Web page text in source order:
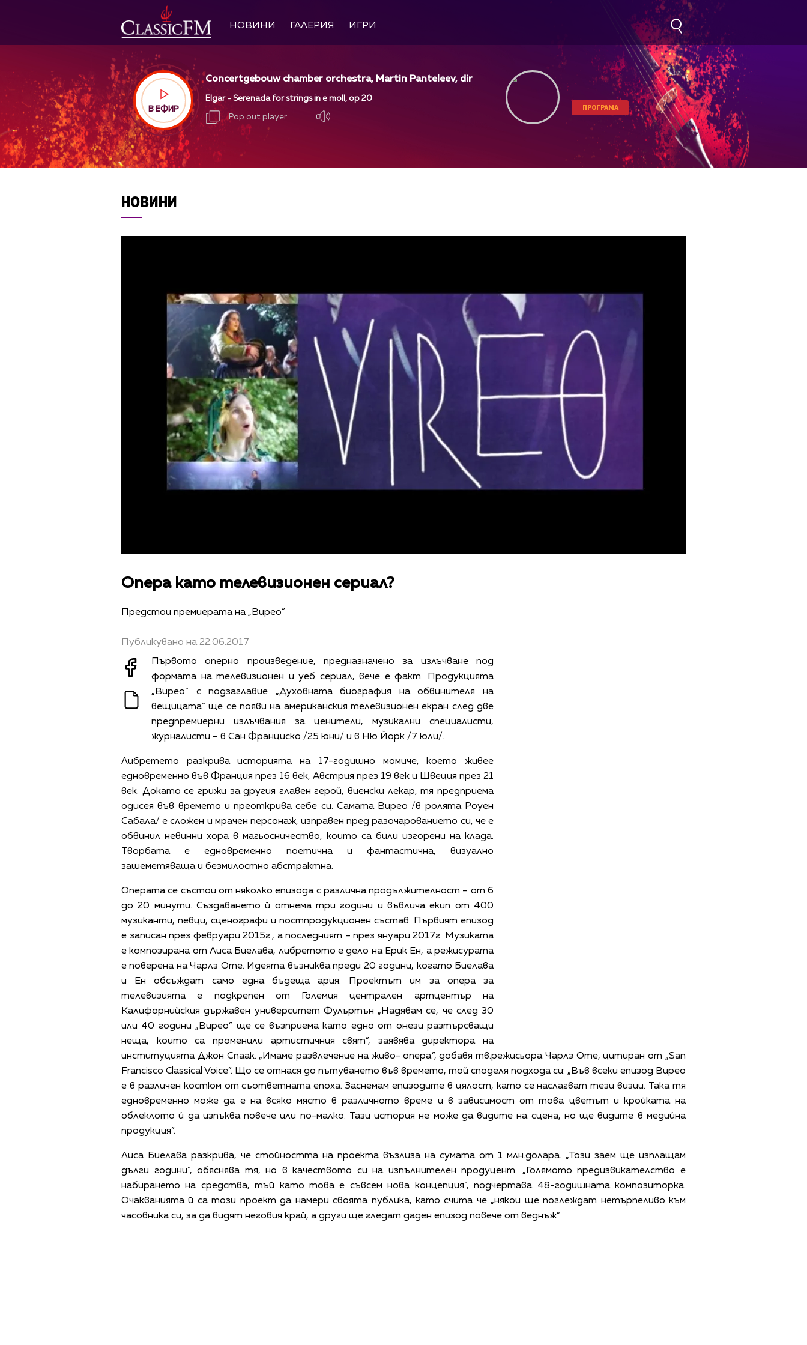
НОВИНИ ГАЛЕРИЯ ИГРИ
В ЕФИР
Concertgebouw chamber orchestra, Martin Panteleev, dir
Elgar - Serenada for strings in e moll, op 20
Pop out player
ПРОГРАМА
НОВИНИ
Опера като телевизионен сериал?
Предстои премиерата на „Вирео”
Публикувано на 22.06.2017
Първото оперно произведение, предназначено за излъчване под
формата на телевизионен и уеб сериал, вече е факт. Продукцията
„Вирео” с подзаглавие „Духовната биография на обвинителя на
вещицата” ще се появи на американския телевизионен екран след две
предпремиерни излъчвания за ценители, музикални специалисти,
журналисти – в Сан Франциско /25 юни/ и в Ню Йорк /7 юли/.
Либретето разкрива историята на 17-годишно момиче, което живее
едновременно във Франция през 16 век, Австрия през 19 век и Швеция през 21
век. Докато се грижи за другия главен герой, виенски лекар, тя предприема
одисея във времето и преоткрива себе си. Самата Вирео /в ролята Роуен
Сабала/ е сложен и мрачен персонаж, изправен пред разочарованието си, че е
обвинил невинни хора в магьосничество, които са били изгорени на клада.
Творбата е едновременно поетична и фантастична, визуално
зашеметяваща и безмилостно абстрактна.
Операта се състои от няколко епизода с различна продължителност – от 6
до 20 минути. Създаването й отнема три години и въвлича екип от 400
музиканти, певци, сценографи и постпродукционен състав. Първият епизод
е записан през февруари 2015г., а последният – през януари 2017г. Музиката
е композирана от Лиса Биелава, либретото е дело на Ерик Ен, а режисурата
е поверена на Чарлз Оте. Идеята възниква преди 20 години, когато Биелава
и Ен обсъждат само една бъдеща ария. Проектът им за опера за
телевизията е подкрепен от Големия централен артцентър на
Калифорнийския държавен университет Фулъртън „Надявам се, че след 30
или 40 години „Вирео” ще се възприема като едно от онези разтърсващи
неща, които са променили артистичния свят”, заявява директора на
институцията Джон Спаак. „Имаме развлечение на живо- опера”, добавя тв.режисьора Чарлз Оте, цитиран от „San
Francisco Classical Voice”. Що се отнася до пътуването във времето, той споделя подхода си: „Във всеки епизод Вирео
е в различен костюм от съответната епоха. Заснемам епизодите в цялост, като се наслагват тези визии. Така тя
едновременно може да е на всяко място в различното време и в зависимост от това цветът и кройката на
облеклото й да изпъква повече или по-малко. Тази история не може да видите на сцена, но ще видите в медийна
продукция”.
Лиса Биелава разкрива, че стойността на проекта възлиза на сумата от 1 млн.долара. „Този заем ще изплащам
дълги години”, обяснява тя, но в качеството си на изпълнителен продуцент. „Голямото предизвикателство е
набирането на средства, тъй като това е съвсем нова концепция”, подчертава 48-годишната композиторка.
Очакванията й са този проект да намери своята публика, като счита че „някои ще поглеждат нетърпеливо към
часовника си, за да видят неговия край, а други ще гледат даден епизод повече от веднъж”.